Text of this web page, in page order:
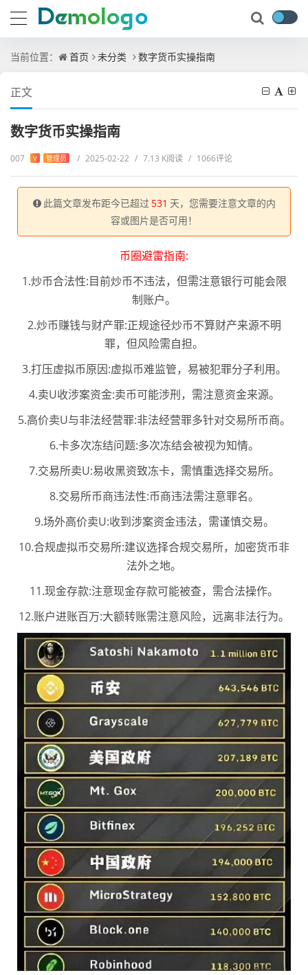
当前位置： 首页 未分类 数字货币实操指南
正文
数字货币实操指南
007 V 管理员 / 2025-02-22 / 7.13 K阅读 / 1066评论
此篇文章发布距今已超过 531 天，您需要注意文章的内
容或图片是否可用！
币圈避雷指南:
1.炒币合法性:目前炒币不违法，但需注意银行可能会限
制账户。
2.炒币赚钱与财产罪:正规途径炒币不算财产来源不明
罪，但风险需自担。
3.打压虚拟币原因:虚拟币难监管，易被犯罪分子利用。
4.卖U收涉案资金:卖币可能涉刑，需注意资金来源。
5.高价卖U与非法经营罪:非法经营罪多针对交易所币商。
6.卡多次冻结问题:多次冻结会被视为知情。
7.交易所卖U:易收黑资致冻卡，需慎重选择交易所。
8.交易所币商违法性:币商违法需注意罪名。
9.场外高价卖U:收到涉案资金违法，需谨慎交易。
10.合规虚拟币交易所:建议选择合规交易所，加密货币非
法外之地。
11.现金存款:注意现金存款可能被查，需合法操作。
12.账户进账百万:大额转账需注意风险，远离非法行为。